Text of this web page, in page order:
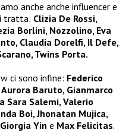
anche anche influencer e
tratta: Clizia De Rossi,
Borlini, Nozzolino, Eva
Claudia Dorelfi, Il Defe,
Twins Porta.
ci sono infine: Federico
Aurora Baruto, Gianmarco
Sara Salemi, Valerio
Boi, Jhonatan Mujica,
Yin e Max Felicitas.